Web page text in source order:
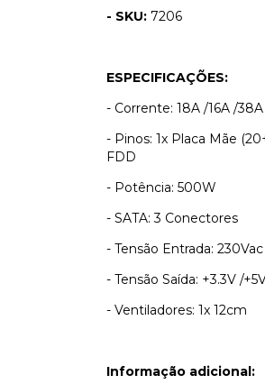
- SKU: 7206
ESPECIFICAÇÕES:
- Corrente: 18A /16A /38A
- Pinos: 1x Placa Mãe
FDD
- Potência: 500W
- SATA: 3 Conectores
- Tensão Entrada:
- Tensão Saída: +3.3V /
- Ventiladores: 1x 12cm
Informação adicional: